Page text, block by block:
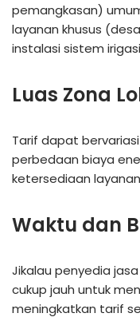
pemangkasan)
layanan khusus
instalasi sistem
Luas Zona
Tarif dapat
perbedaan biaya
ketersediaan
Waktu dan
Jikalau penyedia
cukup jauh untuk
meningkatkan tarif